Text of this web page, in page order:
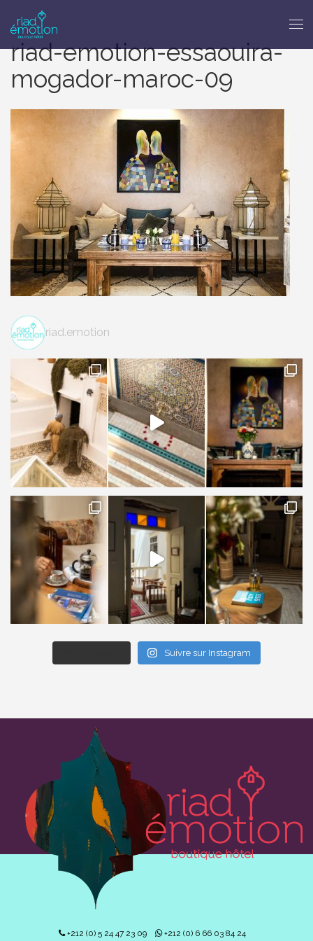
riad-emotion-essaouira-
mogador-maroc-09
riad.emotion
Suivre sur Instagram
+212 (0) 5 24 47 23 09 +212 (0) 6 66 03 84 24